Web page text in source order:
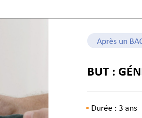
Après un
BUT :
Durée : 3 ans